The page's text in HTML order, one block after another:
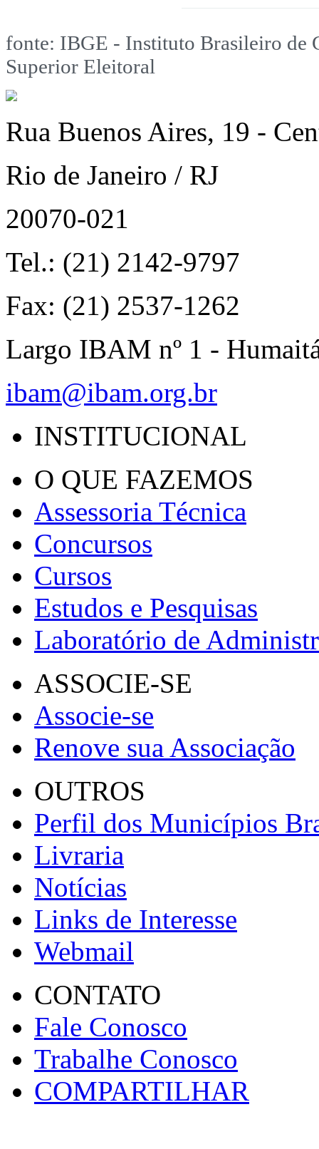
fonte: IBGE - Instituto Brasileiro de
Superior Eleitoral
Rua Buenos Aires, 19 -
Rio de Janeiro / RJ
20070-021
Tel.: (21) 2142-9797
Fax: (21) 2537-1262
Largo IBAM nº 1 -
ibam@ibam.org.br
INSTITUCIONAL
O QUE FAZEMOS
Assessoria Técnica
Concursos
Cursos
Estudos e Pesquisas
Laboratório de
ASSOCIE-SE
Associe-se
Renove sua Associação
OUTROS
Perfil dos Municípios
Livraria
Notícias
Links de Interesse
Webmail
CONTATO
Fale Conosco
Trabalhe Conosco
COMPARTILHAR